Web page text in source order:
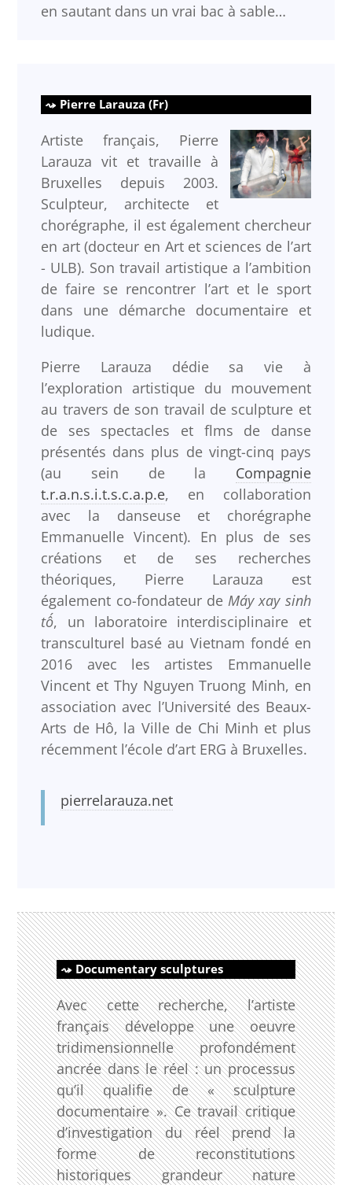
en sautant dans un vrai bac à sable…
Pierre Larauza (Fr)
Artiste français, Pierre
Larauza vit et travaille à
Bruxelles depuis 2003.
Sculpteur, architecte et
chorégraphe, il est également chercheur
en art (docteur en Art et sciences de l’art
- ULB). Son travail artistique a l’ambition
de faire se rencontrer l’art et le sport
dans une démarche documentaire et
ludique.
Pierre Larauza dédie sa vie à
l’exploration artistique du mouvement
au travers de son travail de sculpture et
de ses spectacles et flms de danse
présentés dans plus de vingt-cinq pays
(au sein de la Compagnie
t.r.a.n.s.i.t.s.c.a.p.e, en collaboration
avec la danseuse et chorégraphe
Emmanuelle Vincent). En plus de ses
créations et de ses recherches
théoriques, Pierre Larauza est
également co-fondateur deMáy xay sinh
tố, un laboratoire interdisciplinaire et
transculturel basé au Vietnam fondé en
2016 avec les artistes Emmanuelle
Vincent et Thy Nguyen Truong Minh, en
association avec l’Université des Beaux-
Arts de Hô, la Ville de Chi Minh et plus
récemment l’école d’art ERG à Bruxelles.
pierrelarauza.net
Documentary sculptures
Avec cette recherche, l’artiste
français développe une oeuvre
tridimensionnelle profondément
ancrée dans le réel : un processus
qu’il qualifie de « sculpture
documentaire ». Ce travail critique
d’investigation du réel prend la
forme de reconstitutions
historiques grandeur nature